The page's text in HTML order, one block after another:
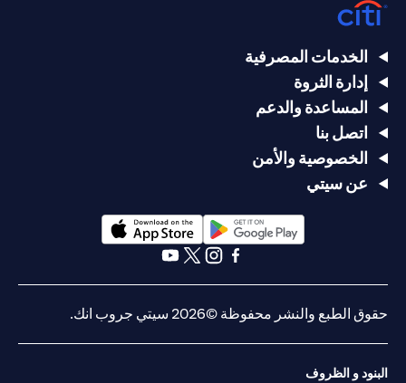
الخدمات المصرفية
إدارة الثروة
المساعدة والدعم
اتصل بنا
الخصوصية والأمن
عن سيتي
(opens in a new tab)
حقوق الطبع والنشر محفوظة ©2026 سيتي جروب انك.
البنود و الظروف